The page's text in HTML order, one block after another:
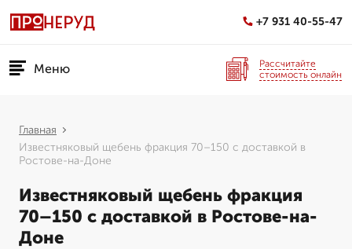
+7 931 40-55-47
Меню
Рассчитайте
стоимость онлайн
Главная
Известняковый щебень фракция 70–150 с доставкой в
Ростове-на-Доне
Известняковый щебень фракция
70–150 с доставкой в Ростове-на-
Доне